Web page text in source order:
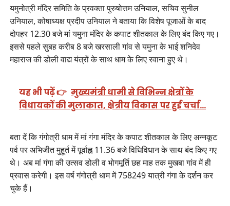
यमुनोत्री मंदिर समिति के प्रवक्ता पुरुषोत्तम उनियाल, सचिव सुनील
उनियाल, कोषाध्यक्ष प्रदीप उनियाल ने बताया कि विशेष पूजाओं के बाद
दोपहर 12.30 बजे मां यमुना मंदिर के कपाट शीतकाल के लिए बंद किए गए।
इससे पहले सुबह करीब 8 बजे खरसाली गांव से यमुना के भाई शनिदेव
महाराज की डोली वाद्य यंत्रों के साथ धाम के लिए रवाना हुए थे।
यह भी पढ़ें 👉 मुख्यमंत्री धामी से विभिन्न क्षेत्रों के
विधायकों की मुलाकात, क्षेत्रीय विकास पर हुई चर्चा…
बता दें कि गंगोत्री धाम में मां गंगा मंदिर के कपाट शीतकाल के लिए अन्नकूट
पर्व पर अभिजीत मुहूर्त में पूर्वाह्न 11.36 बजे विधिविधान के साथ बंद किए गए
थे। अब मां गंगा की उत्सव डोली व भोगमूर्ति छह माह तक मुखबा गांव में ही
प्रवास करेगी। इस वर्ष गंगोत्री धाम में 758249 यात्री गंगा के दर्शन कर
चुके हैं।